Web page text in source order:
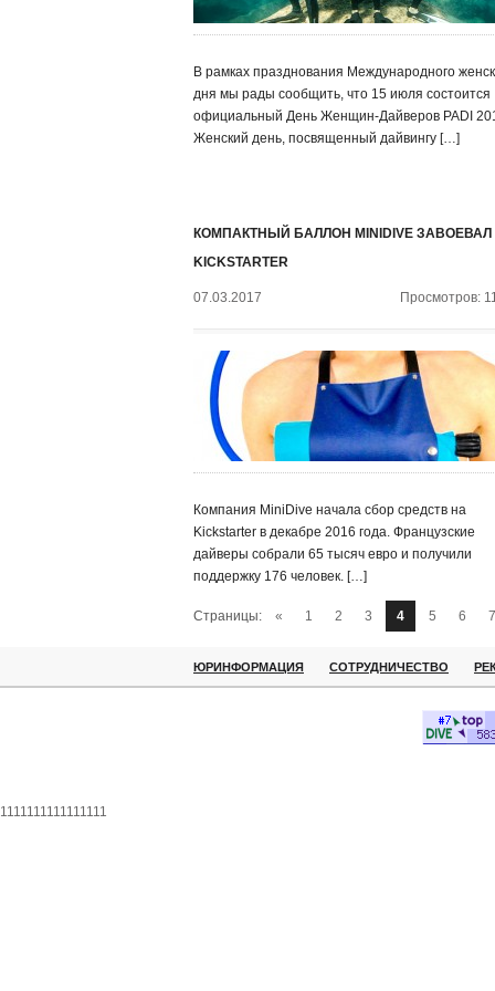
В рамках празднования Международного
дня мы рады сообщить, что 15 июля состоится
официальный День Женщин-Дайверов PADI
Женский день, посвященный дайвингу […]
КОМПАКТНЫЙ БАЛЛОН MINIDIVE ЗАВОЕВАЛ
KICKSTARTER
07.03.2017 Просмотров:
Компания MiniDive начала сбор средств на
Kickstarter в декабре 2016 года. Французские
дайверы собрали 65 тысяч евро и получили
поддержку 176 человек. […]
Страницы: « 1 2 3 4 5 6 7
ЮРИНФОРМАЦИЯ СОТРУДНИЧЕСТВО
1111111111111111